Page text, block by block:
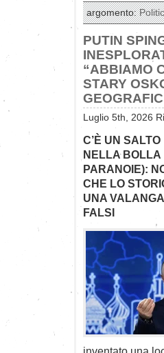
argomento:
PUTIN
“ABBIAMO
STARY
Luglio 5th, 2026
C’È UN
NELLA BOLLA
PARANOIE):
CHE LO
UNA
FALSI